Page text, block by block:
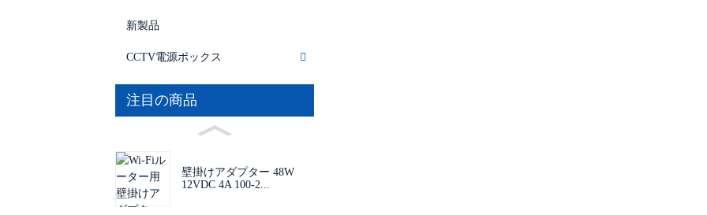
新製品
CCTV電源ボックス
注目の商品
壁掛けアダプター 48W
12VDC 4A 100-2...